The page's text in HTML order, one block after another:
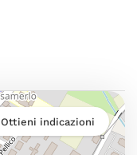
Ottieni indicazioni